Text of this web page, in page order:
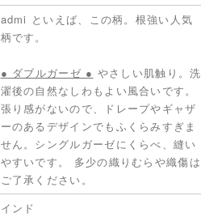
admi といえば、この柄。根強い人気
柄です。
● ダブルガーゼ ● やさしい肌触り。洗
濯後の自然なしわもよい風合いです。
張り感がないので、ドレープやギャザ
ーのあるデザインでもふくらみすぎま
せん。シングルガーゼにくらべ、縫い
やすいです。 多少の織りむらや織傷は
ご了承ください。
インド